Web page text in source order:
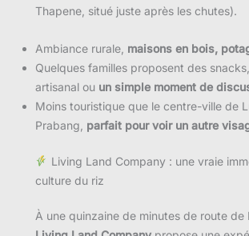
Thapene, situé juste après les chutes).
Ambiance rurale, maisons en bois,
Quelques familles proposent des
artisanal ou un simple moment de
Moins touristique que le centre-ville de
Prabang, parfait pour voir un autre
Living Land Company : une vraie
culture du riz
À une quinzaine de minutes de route de